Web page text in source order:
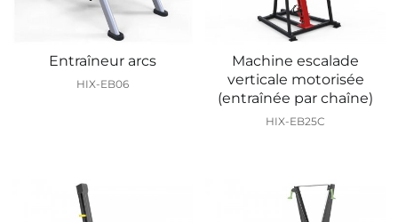
Entraîneur arcs
HIX-EB06
Machine escalade
verticale motorisée
(entraînée par chaîne)
HIX-EB25C